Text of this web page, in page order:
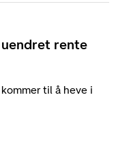
rente
til å heve i